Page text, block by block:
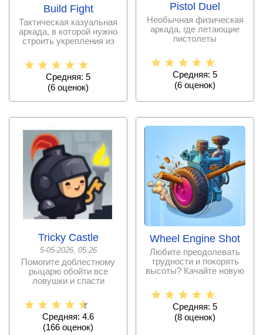
Build Fight
Тактическая казуальная
аркада, в которой нужно
строить укрепления из
Средняя: 5
(6 оценок)
Pistol Duel
Необычная физическая
аркада, где летающие
пистолеты
с другом
Средняя: 5
(6 оценок)
Tricky Castle
5-05-2026, 05:26
Помогите доблестному
рыцарю обойти все
ловушки и спасти
замка
Средняя: 4.6
(166 оценок)
Wheel Engine Shot
Любите преодолевать
трудности и покорять
высоты? Качайте новую
Средняя: 5
(8 оценок)